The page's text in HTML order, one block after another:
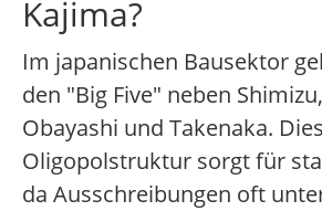
Kajima?
Im japanischen Bausektor
den "Big Five" neben
Obayashi und Takenaka.
Oligopolstruktur sorgt für
da Ausschreibungen oft